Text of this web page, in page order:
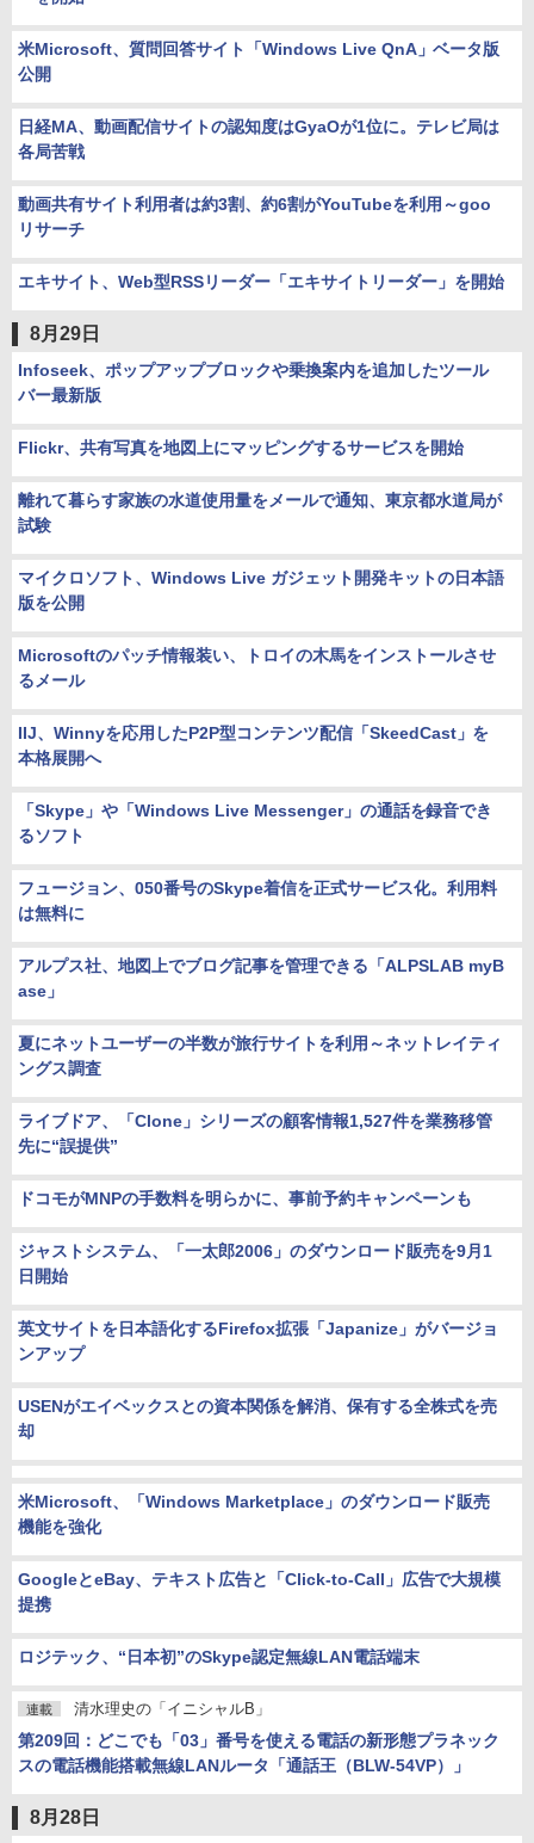
米Microsoft、質問回答サイト「Windows Live QnA」ベータ版
公開
日経MA、動画配信サイトの認知度はGyaOが1位に。テレビ局は
各局苦戦
動画共有サイト利用者は約3割、約6割がYouTubeを利用～goo
リサーチ
エキサイト、Web型RSSリーダー「エキサイトリーダー」を開始
8月29日
Infoseek、ポップアップブロックや乗換案内を追加したツール
バー最新版
Flickr、共有写真を地図上にマッピングするサービスを開始
離れて暮らす家族の水道使用量をメールで通知、東京都水道局が
試験
マイクロソフト、Windows Live ガジェット開発キットの日本語
版を公開
Microsoftのパッチ情報装い、トロイの木馬をインストールさせ
るメール
IIJ、Winnyを応用したP2P型コンテンツ配信「SkeedCast」を
本格展開へ
「Skype」や「Windows Live Messenger」の通話を録音でき
るソフト
フュージョン、050番号のSkype着信を正式サービス化。利用料
は無料に
アルプス社、地図上でブログ記事を管理できる「ALPSLAB myB
ase」
夏にネットユーザーの半数が旅行サイトを利用～ネットレイティ
ングス調査
ライブドア、「Clone」シリーズの顧客情報1,527件を業務移管
先に“誤提供”
ドコモがMNPの手数料を明らかに、事前予約キャンペーンも
ジャストシステム、「一太郎2006」のダウンロード販売を9月1
日開始
英文サイトを日本語化するFirefox拡張「Japanize」がバージョ
ンアップ
USENがエイベックスとの資本関係を解消、保有する全株式を売
却
米Microsoft、「Windows Marketplace」のダウンロード販売
機能を強化
GoogleとeBay、テキスト広告と「Click-to-Call」広告で大規模
提携
ロジテック、“日本初”のSkype認定無線LAN電話端末
連載 清水理史の「イニシャルB」
第209回：どこでも「03」番号を使える電話の新形態プラネック
スの電話機能搭載無線LANルータ「通話王（BLW-54VP）」
8月28日